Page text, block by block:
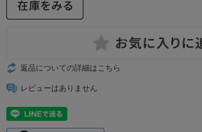
返品についての詳細はこちら
レビューはありません